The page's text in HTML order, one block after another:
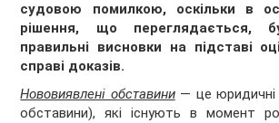
судовою помилкою, оскільки в
рішення, що переглядається,
правильні висновки на підставі
справі доказів.
Нововиявлені обставини— це юридичні
обставини), які існують в момент